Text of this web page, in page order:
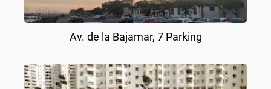
Av. de la Bajamar, 7 Parking